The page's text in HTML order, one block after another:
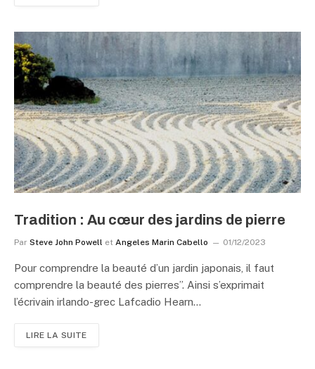
Tradition : Au cœur des jardins de pierre
Par Steve John Powell et Angeles Marin Cabello 01/12/2023
Pour comprendre la beauté d’un jardin japonais, il faut
comprendre la beauté des pierres”. Ainsi s’exprimait
l’écrivain irlando-grec Lafcadio Hearn…
LIRE LA SUITE